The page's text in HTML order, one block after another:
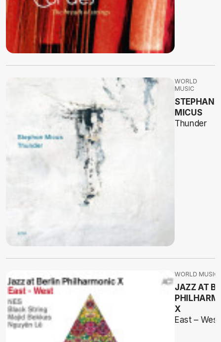
WORLD
MUSIC
STEPHAN
MICUS
Thunder
WORLD MUSIC
JAZZ AT
X
East – West